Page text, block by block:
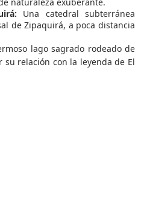
naturaleza exuberante.
Una catedral subterránea
de Zipaquirá, a poca distancia
lago sagrado rodeado de
su relación con la leyenda de El